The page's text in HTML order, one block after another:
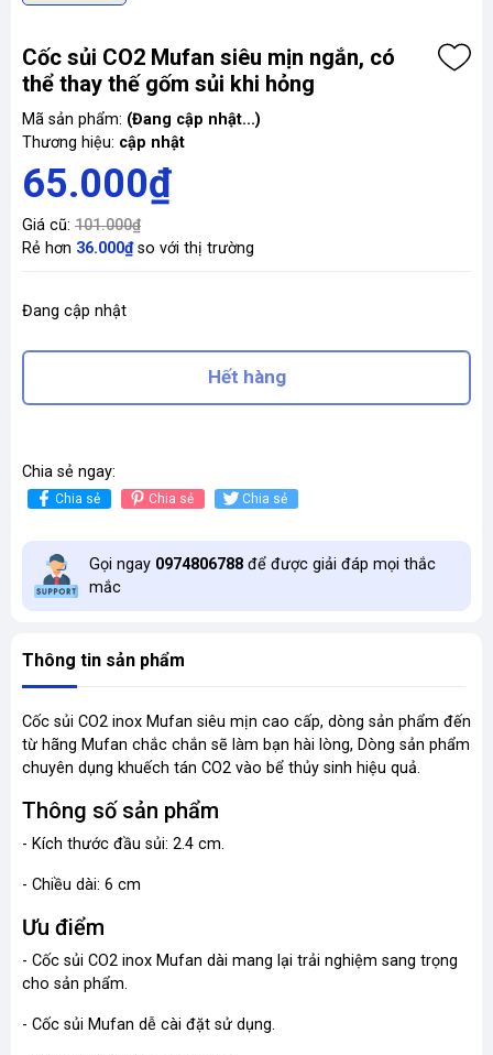
Cốc sủi CO2 Mufan siêu mịn ngắn, có
thể thay thế gốm sủi khi hỏng
Mã sản phẩm: (Đang cập nhật...)
Thương hiệu: cập nhật
65.000₫
Giá cũ: 101.000₫
Rẻ hơn 36.000₫so với thị trường
Đang cập nhật
Hết hàng
Chia sẻ ngay:
Chia sẻ Chia sẻ Chia sẻ
Gọi ngay 0974806788 để được giải đáp mọi thắc
mắc
Thông tin sản phẩm
Cốc sủi CO2 inox Mufan siêu mịn cao cấp, dòng sản phẩm đến
từ hãng Mufan chắc chắn sẽ làm bạn hài lòng, Dòng sản phẩm
chuyên dụng khuếch tán CO2 vào bể thủy sinh hiệu quả.
Thông số sản phẩm
- Kích thước đầu sủi: 2.4 cm.
- Chiều dài: 6 cm
Ưu điểm
- Cốc sủi CO2 inox Mufan dài mang lại trải nghiệm sang trọng
cho sản phẩm.
- Cốc sủi Mufan dễ cài đặt sử dụng.